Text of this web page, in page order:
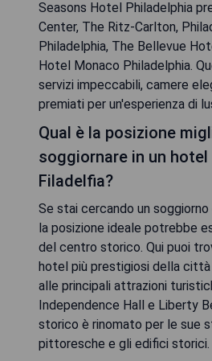
Seasons Hotel Philadelphia
Center, The Ritz-Carlton,
Philadelphia, The Bellevue
Hotel Monaco Philadelphia.
servizi impeccabili, camere
premiati per un'esperienza di
Qual è la posizione
soggiornare in un
Filadelfia?
Se stai cercando un soggiorno
la posizione ideale potrebbe
del centro storico. Qui puoi
hotel più prestigiosi della
alle principali attrazioni
Independence Hall e Liberty
storico è rinomato per le sue
pittoresche e gli edifici storici.